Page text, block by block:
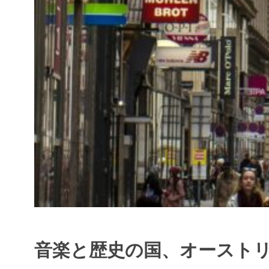
音楽と歴史の国、オースト